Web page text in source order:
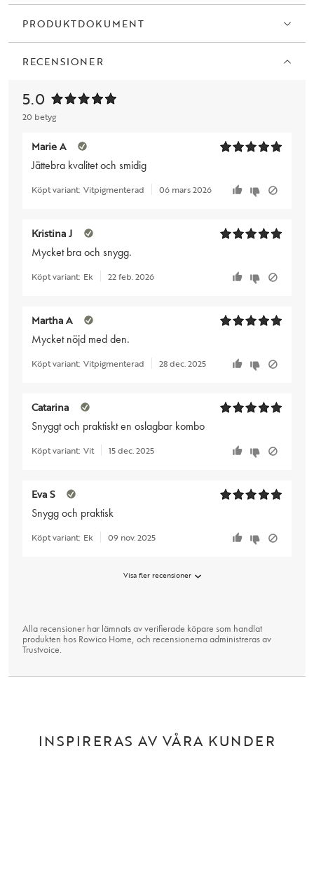
PRODUKTDOKUMENT
RECENSIONER
5.0
20 betyg
Marie A
Jättebra kvalitet och smidig
Köpt variant: Vitpigmenterad 06 mars 2026
Kristina J
Mycket bra och snygg.
Köpt variant: Ek 22 feb. 2026
Martha A
Mycket nöjd med den.
Köpt variant: Vitpigmenterad 28 dec. 2025
Catarina
Snyggt och praktiskt en oslagbar kombo
Köpt variant: Vit 15 dec. 2025
Eva S
Snygg och praktisk
Köpt variant: Ek 09 nov. 2025
Visa fler recensioner
Alla recensioner har lämnats av verifierade köpare som handlat
produkten hos Rowico Home, och recensionerna administreras av
Trustvoice.
INSPIRERAS AV VÅRA KUNDER